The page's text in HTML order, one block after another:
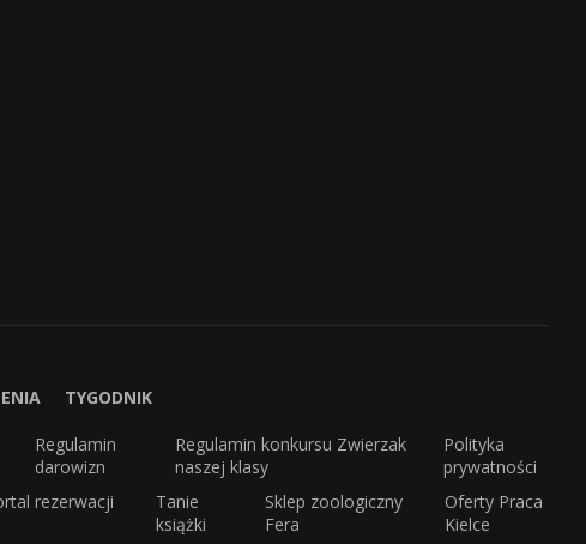
TYGODNIK
Regulamin
darowizn
Regulamin konkursu Zwierzak
naszej klasy
Polityka
prywatności
rezerwacji
Tanie
książki
Sklep zoologiczny
Fera
Oferty Praca
Kielce